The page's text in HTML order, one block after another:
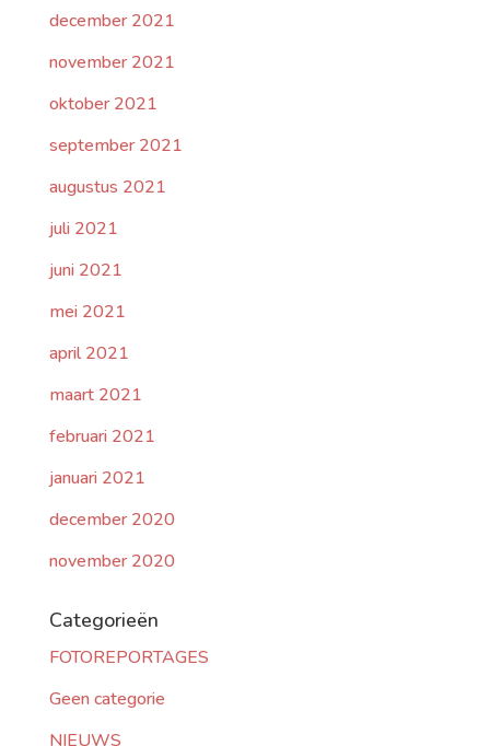
december 2021
november 2021
oktober 2021
september 2021
augustus 2021
juli 2021
juni 2021
mei 2021
april 2021
maart 2021
februari 2021
januari 2021
december 2020
november 2020
Categorieën
FOTOREPORTAGES
Geen categorie
NIEUWS